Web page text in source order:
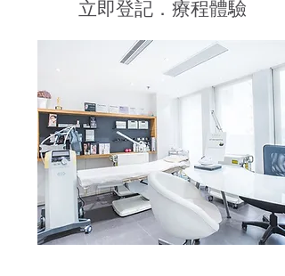
立即登記．療程體驗